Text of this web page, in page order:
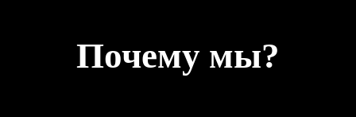
Почему мы?